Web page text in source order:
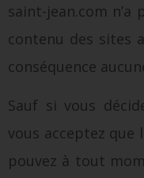
saint-jean.com
contenu des sites
conséquence
Sauf si vous
vous acceptez que
pouvez à tout